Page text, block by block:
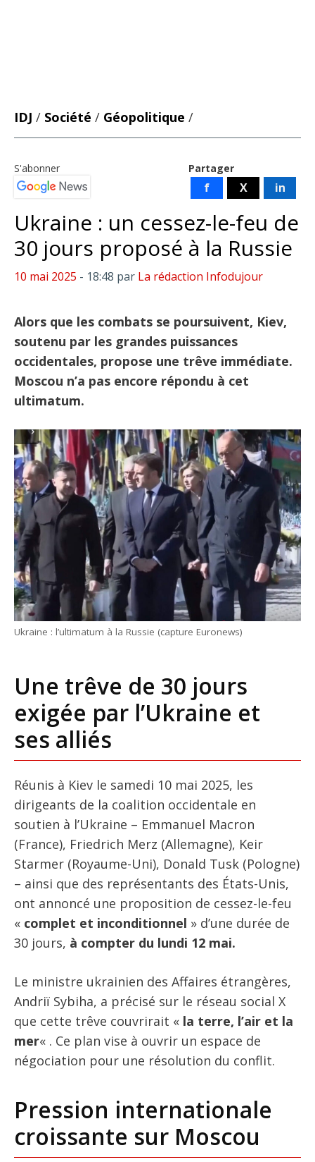
IDJ / Société / Géopolitique /
Partager
f X in
S'abonner
Ukraine : un cessez-le-feu de
30 jours proposé à la Russie
10 mai 2025 - 18:48 par La rédaction Infodujour
Alors que les combats se poursuivent, Kiev,
soutenu par les grandes puissances
occidentales, propose une trêve immédiate.
Moscou n’a pas encore répondu à cet
ultimatum.
Ukraine : l’ultimatum à la Russie (capture Euronews)
Une trêve de 30 jours
exigée par l’Ukraine et
ses alliés
Réunis à Kiev le samedi 10 mai 2025, les
dirigeants de la coalition occidentale en
soutien à l’Ukraine – Emmanuel Macron
(France), Friedrich Merz (Allemagne), Keir
Starmer (Royaume-Uni), Donald Tusk (Pologne)
– ainsi que des représentants des États-Unis,
ont annoncé une proposition de cessez-le-feu
« complet et inconditionnel » d’une durée de
30 jours, à compter du lundi 12 mai.
Le ministre ukrainien des Affaires étrangères,
Andriï Sybiha, a précisé sur le réseau social X
que cette trêve couvrirait « la terre, l’air et la
mer« . Ce plan vise à ouvrir un espace de
négociation pour une résolution du conflit.
Pression internationale
croissante sur Moscou